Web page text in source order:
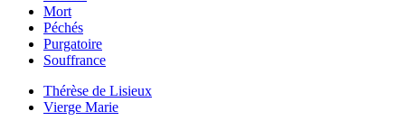
Mort
Péchés
Purgatoire
Souffrance
Thérèse de Lisieux
Vierge Marie